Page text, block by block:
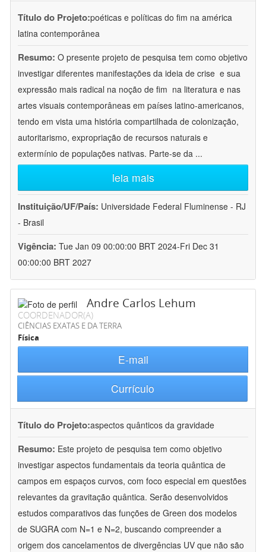
Título do Projeto:poéticas e políticas do fim na américa
latina contemporânea
Resumo: O presente projeto de pesquisa tem como objetivo
investigar diferentes manifestações da ideia de crise  e sua
expressão mais radical na noção de fim  na literatura e nas
artes visuais contemporâneas em países latino-americanos,
tendo em vista uma história compartilhada de colonização,
autoritarismo, expropriação de recursos naturais e
extermínio de populações nativas. Parte-se da ...
leia mais
Instituição/UF/País: Universidade Federal Fluminense - RJ
- Brasil
Vigência: Tue Jan 09 00:00:00 BRT 2024-Fri Dec 31
00:00:00 BRT 2027
Andre Carlos Lehum
COORDENADOR(A)
CIÊNCIAS EXATAS E DA TERRA
Física
E-mail
Currículo
Título do Projeto:aspectos quânticos da gravidade
Resumo: Este projeto de pesquisa tem como objetivo
investigar aspectos fundamentais da teoria quântica de
campos em espaços curvos, com foco especial em questões
relevantes da gravitação quântica. Serão desenvolvidos
estudos comparativos das funções de Green dos modelos
de SUGRA com N=1 e N=2, buscando compreender a
origem dos cancelamentos de divergências UV que não são